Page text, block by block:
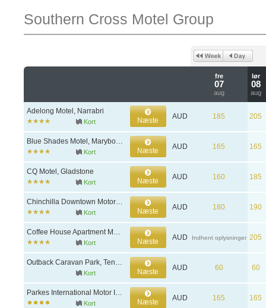
Southern Cross Motel Group
fre
07
aug
lør
08
aug
Adelong Motel, Narrabri
Kort Næste AUD 185 205
Blue Shades Motel, Maryborough
Kort Næste AUD 165 165
CQ Motel, Gladstone
Kort Næste AUD 160 185
Chinchilla Downtown Motor Inn, Chinchilla
Kort Næste AUD 180 190
Coffee House Apartment Motel, Rockhampton
Kort Næste AUD Indhent oplysninger 205
Outback Caravan Park, Tennant Creek
Kort Næste AUD 60 60
Parkes International Motor Inn, Parkes
Kort Næste AUD 165 165